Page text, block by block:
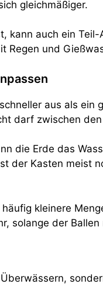
gleichmäßiger.
kann auch ein
Regen und
aus als
darf zwischen
die Erde das
der Kasten meist
kleinere
solange der